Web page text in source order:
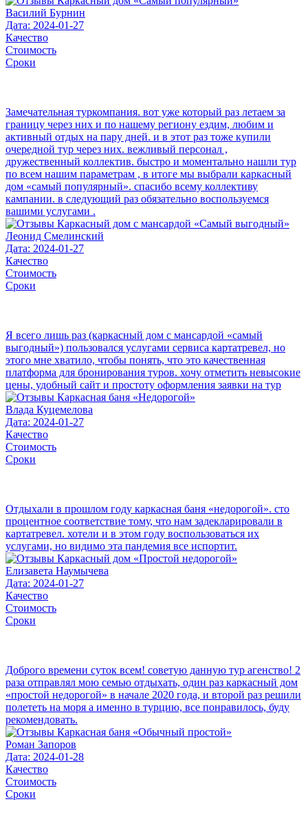
Василий Бурнин
Дата: 2024-01-27
Качество
Стоимость
Сроки
Замечательная туркомпания. вот уже который раз летаем за
границу через них и по нашему региону ездим, любим и
активный отдых на пару дней. и в этот раз тоже купили
очередной тур через них. вежливый персонал ,
дружественный коллектив. быстро и моментально нашли тур
по всем нашим параметрам , в итоге мы выбрали каркасный
дом «самый популярный». спасибо всему коллективу
кампании. в следующий раз обязательно воспользуемся
вашими услугами .
Леонид Смелинский
Дата: 2024-01-27
Качество
Стоимость
Сроки
Я всего лишь раз (каркасный дом с мансардой «самый
выгодный») пользовался услугами сервиса картатревел, но
этого мне хватило, чтобы понять, что это качественная
платформа для бронирования туров. хочу отметить невысокие
цены, удобный сайт и простоту оформления заявки на тур
Влада Куцемелова
Дата: 2024-01-27
Качество
Стоимость
Сроки
Отдыхали в прошлом году каркасная баня «недорогой». сто
процентное соответствие тому, что нам задекларировали в
картатревел. хотели и в этом году воспользоваться их
услугами, но видимо эта пандемия все испортит.
Елизавета Наумычева
Дата: 2024-01-27
Качество
Стоимость
Сроки
Доброго времени суток всем! советую данную тур агенство! 2
раза отправлял мою семью отдыхать, один раз каркасный дом
«простой недорогой» в начале 2020 года, и второй раз решили
полететь на моря а именно в турцию, все понравилось, буду
рекомендовать.
Роман Запоров
Дата: 2024-01-28
Качество
Стоимость
Сроки